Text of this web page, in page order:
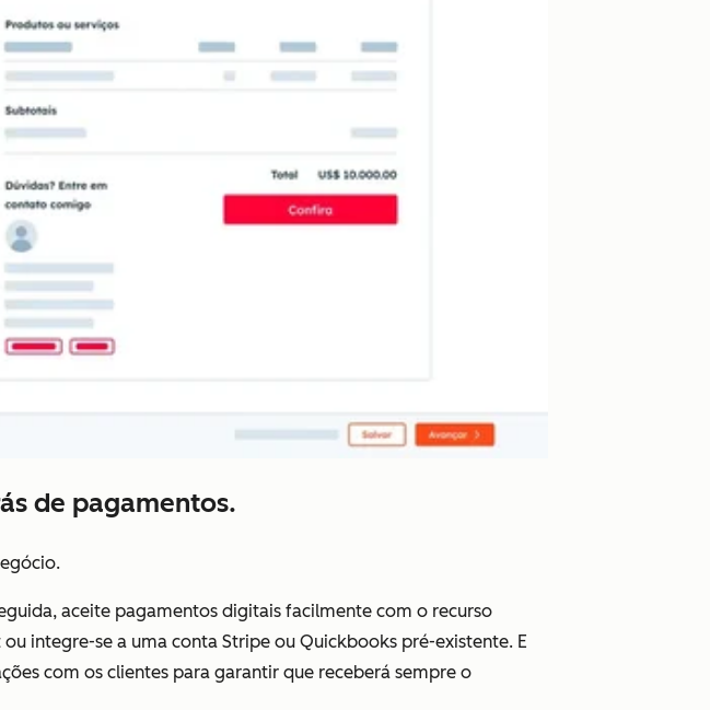
de pagamentos.
aceite pagamentos digitais facilmente com o recurso
ou integre-se a uma conta Stripe ou Quickbooks pré-existente. E
com os clientes para garantir que receberá sempre o